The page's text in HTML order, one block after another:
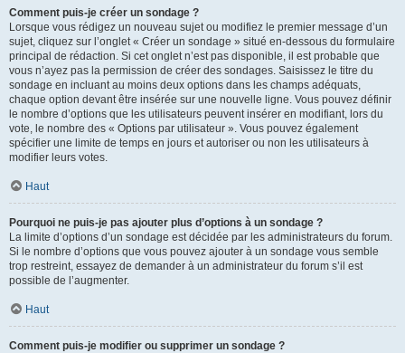
Comment puis-je créer un sondage ?
Lorsque vous rédigez un nouveau sujet ou modifiez le premier message d’un
sujet, cliquez sur l’onglet « Créer un sondage » situé en-dessous du formulaire
principal de rédaction. Si cet onglet n’est pas disponible, il est probable que
vous n’ayez pas la permission de créer des sondages. Saisissez le titre du
sondage en incluant au moins deux options dans les champs adéquats,
chaque option devant être insérée sur une nouvelle ligne. Vous pouvez définir
le nombre d’options que les utilisateurs peuvent insérer en modifiant, lors du
vote, le nombre des « Options par utilisateur ». Vous pouvez également
spécifier une limite de temps en jours et autoriser ou non les utilisateurs à
modifier leurs votes.
Haut
Pourquoi ne puis-je pas ajouter plus d’options à un sondage ?
La limite d’options d’un sondage est décidée par les administrateurs du forum.
Si le nombre d’options que vous pouvez ajouter à un sondage vous semble
trop restreint, essayez de demander à un administrateur du forum s’il est
possible de l’augmenter.
Haut
Comment puis-je modifier ou supprimer un sondage ?